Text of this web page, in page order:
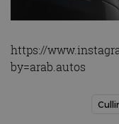
https://
by=arab.autos